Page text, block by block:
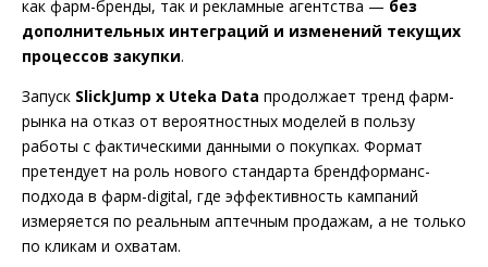
как фарм-бренды, так и рекламные агентства — без
дополнительных интеграций и изменений текущих
процессов закупки.
Запуск SlickJump x Uteka Data продолжает тренд фарм-
рынка на отказ от вероятностных моделей в пользу
работы с фактическими данными о покупках. Формат
претендует на роль нового стандарта брендформанс-
подхода в фарм-digital, где эффективность кампаний
измеряется по реальным аптечным продажам, а не только
по кликам и охватам.